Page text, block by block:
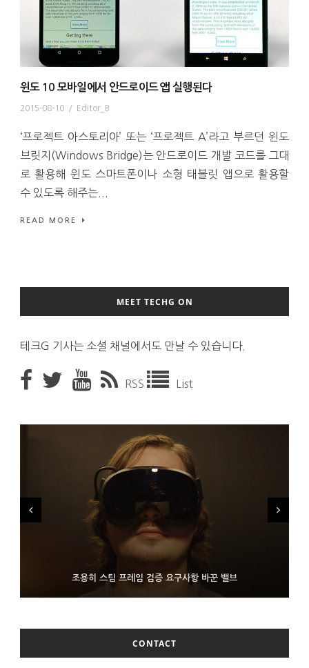
윈도 10 모바일에서 안드로이드 앱 실행된다
2015-08-10 / Editor_B
‘프로젝트 아스토리아’ 또는 ‘프로젝트 A’라고 부르던 윈도
브릿지(Windows Bridge)는 안드로이드 개발 코드를 그대
로 활용해 윈도 스마트폰이나 소형 태블릿 앱으로 활용할
수 있도록 해주는...
READ MORE
MEET TECHG ON
테크G 기사는 소셜 채널에서도 만날 수 있습니다.
RSS List
조용히 스팀 프레임 검증 요구사항 바꾼 밸브
9월 4일부터 서비스 접는 안드로이드 장치용 구글 어시스턴트
FMS 2026서 차세대 3D 메모리 ZHBM·ZNAND-O 모형 처음 선
보인 삼성전자
CONTACT